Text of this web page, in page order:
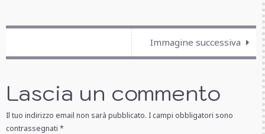
Immagine successiva
Lascia un commento
Il tuo indirizzo email non sarà pubblicato. I campi obbligatori sono
contrassegnati *